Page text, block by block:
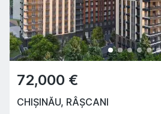
72,000 €
CHIȘINĂU, RÂȘCANI